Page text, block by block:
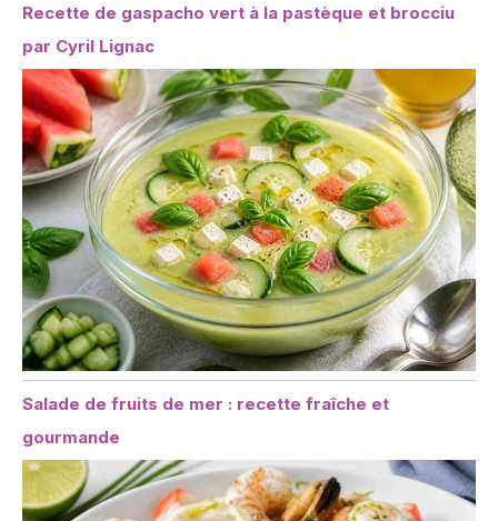
Recette de gaspacho vert à la pastèque et brocciu
par Cyril Lignac
Salade de fruits de mer : recette fraîche et
gourmande